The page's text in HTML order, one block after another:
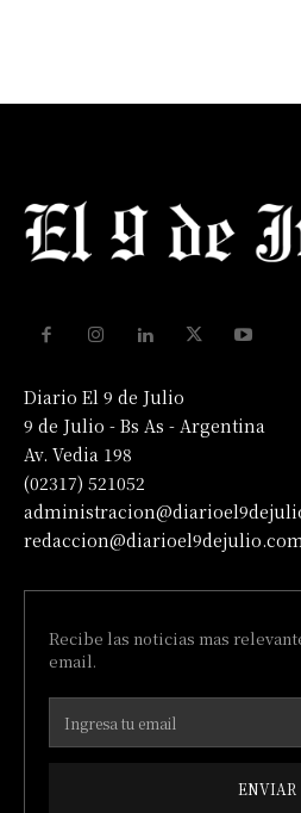
Diario El 9 de Julio
9 de Julio - Bs As - Argentina
Av. Vedia 198
(02317) 521052
Recibe las noticias mas
email.
ENVIAR